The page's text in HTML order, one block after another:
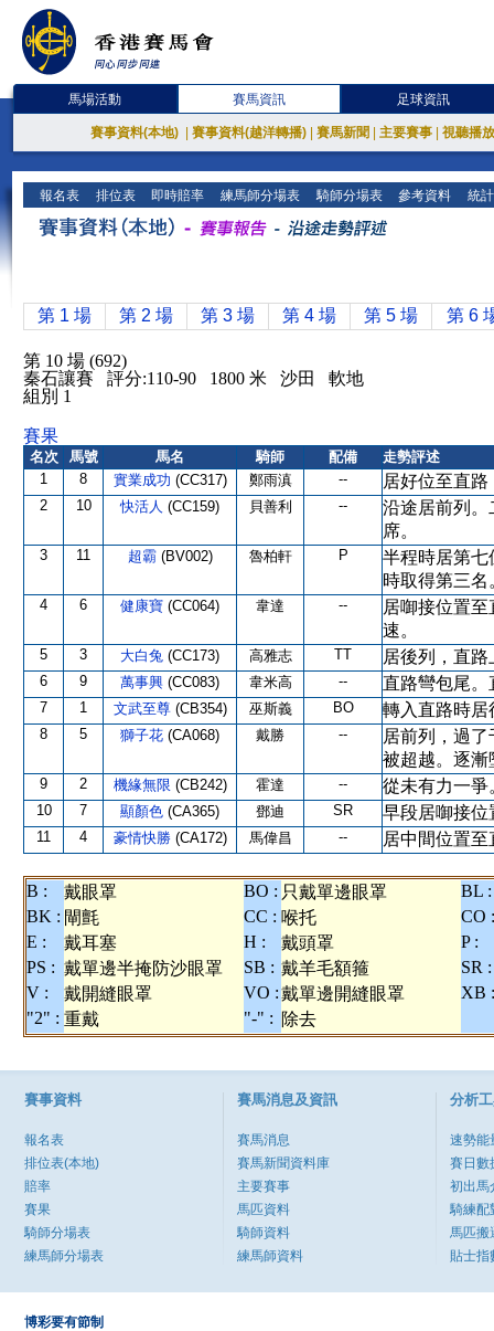
馬場活動 賽馬資訊 足球資訊
賽事資料(本地) 賽事資料(越洋轉播) 賽馬新聞 主要賽事 視聽播
報名表 排位表 即時賠率 練馬師分場表 騎師分場表 參考資料 統
第 1 場 第 2 場 第 3 場 第 4 場 第 5 場 第 6
第 10 場 (692)
秦石讓賽 評分:110-90 1800 米 沙田 軟地
組別 1
賽果
名次 馬號 馬名 騎師 配備
走勢評述
1
8 實業成功 (CC317) 鄭雨滇 -- 居好位至直
2 10 快活人 (CC159) 貝善利 --
沿途居前列。
席。
3 11 超霸 (BV002) 魯柏軒 P
半程時居第七
時取得第三名
4 6 健康寶 (CC064) 韋達 --
居啣接位置
速。
5 3 大白兔 (CC173) 高雅志 TT 居後列，直
6 9 萬事興 (CC083) 韋米高 -- 直路彎包尾。
7 1 文武至尊 (CB354) 巫斯義 BO 轉入直路時居
8 5 獅子花 (CA068) 戴勝 --
居前列，過
被超越。逐漸
9 2 機緣無限 (CB242) 霍達 -- 從未有力一爭
10 7 顯顏色 (CA365) 鄧迪 SR 早段居啣接位
11 4 豪情快勝 (CA172) 馬偉昌 -- 居中間位置
B : 戴眼罩 BO : 只戴單邊眼罩
BL :
BK : 閘氈 CC : 喉托
CO :
E :
戴耳塞 H : 戴頭罩
P :
PS : 戴單邊半掩防沙眼罩 SB : 戴羊毛額箍
SR :
V :
戴開縫眼罩 VO :戴單邊開縫眼罩
XB :
"2" : 重戴 "-" : 除去
賽事資料
報名表
排位表(本地)
賠率
賽果
騎師分場表
練馬師分場表
賽馬消息及資訊
賽馬消息
賽馬新聞資料庫
主要賽事
馬匹資料
騎師資料
練馬師資料
分析
速勢能
賽日數
初出馬
騎練配
馬匹搬
貼士指
博彩要有節制